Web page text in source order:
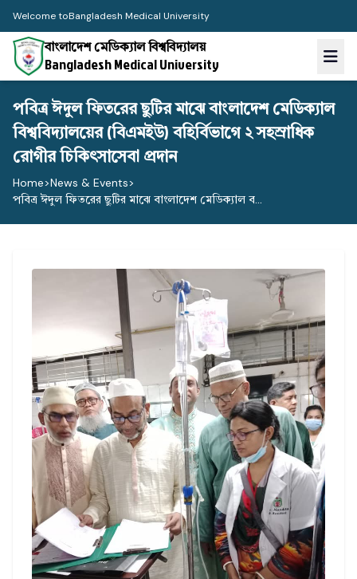
Welcome toBangladesh Medical University
বাংলাদেশ মেডিক্যাল বিশ্ববিদ্যালয়
Bangladesh Medical University
পবিত্র ঈদুল ফিতরের ছুটির মাঝে বাংলাদেশ মেডিক্যাল
বিশ্ববিদ্যালয়ের (বিএমইউ) বহির্বিভাগে ২ সহস্রাধিক
রোগীর চিকিৎসাসেবা প্রদান
Home>News & Events>
পবিত্র ঈদুল ফিতরের ছুটির মাঝে বাংলাদেশ মেডিক্যাল ব...